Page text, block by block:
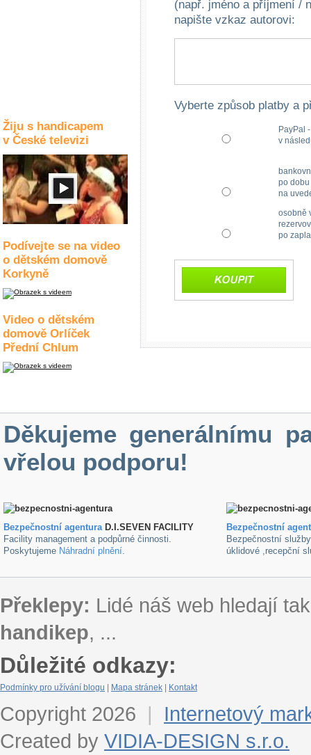
Žiju s handicapem
v České televizi
Podívejte se na video
o dětském domově
Korkyně
Video o dětském
domově Orlíček
Přední Chlum
(např. jméno a příjmení /
napište vzkaz autorovi:
Vyberte způsob platby a
PayPal
v
po
na
osobně
po
Děkujeme generálnímu
vřelou podporu!
Bezpečnostní agentura D.I.SEVEN FACILITY
Facility management a podpůrné činnosti.
Poskytujeme Náhradní plnění
Bezpečnostní
Bezpečnostní
úklidové ,recepční
Překlepy: Lidé náš web hledají
handikep, ...
Důležité odkazy:
Podmínky pro užívání blogu | Mapa stránek | Kontakt
Copyright 2026 |
Internetový
Created by VIDIA-DESIGN s.r.o.